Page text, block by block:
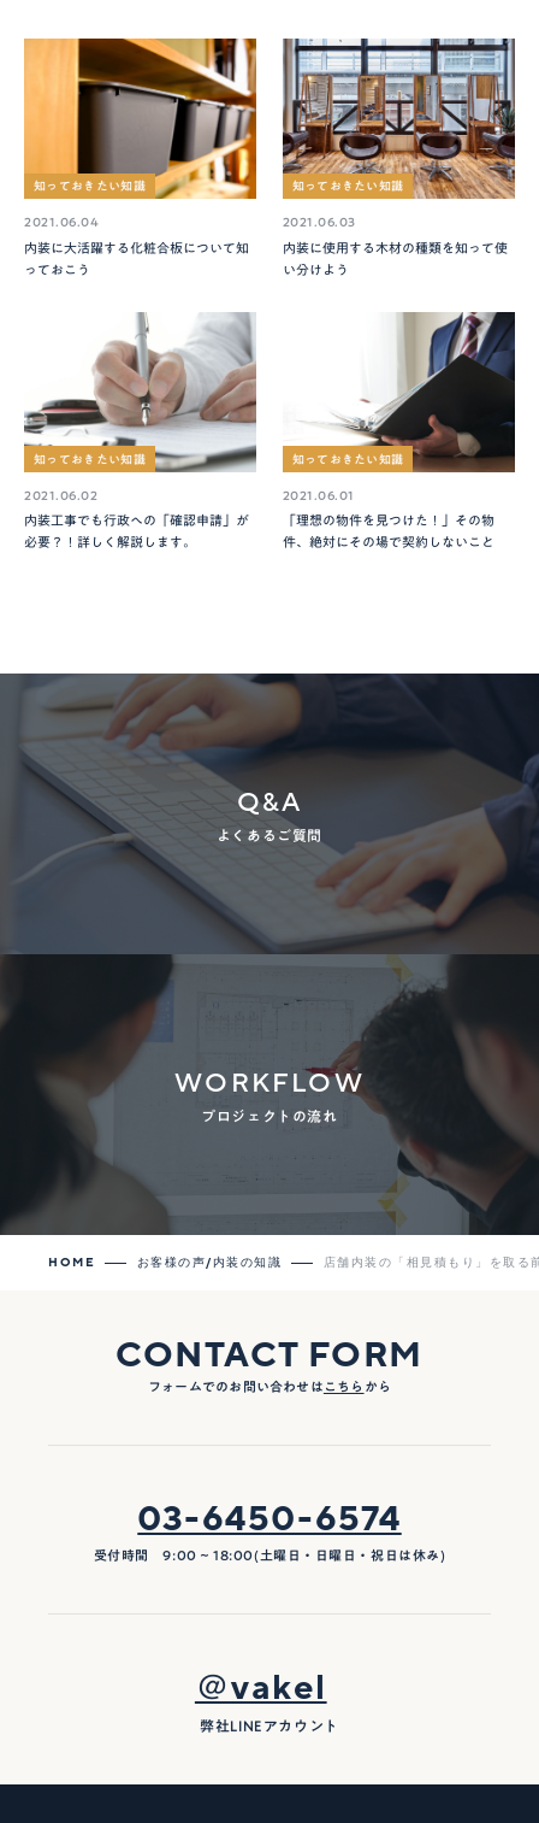
知っておきたい知識
2021.06.04
内装に大活躍する化粧合板について知
っておこう
知っておきたい知識
2021.06.03
内装に使用する木材の種類を知って使
い分けよう
知っておきたい知識
2021.06.02
内装工事でも行政への「確認申請」が
必要？！詳しく解説します。
知っておきたい知識
2021.06.01
「理想の物件を見つけた！」その物
件、絶対にその場で契約しないこと
Q&A
よくあるご質問
WORKFLOW
プロジェクトの流れ
HOME お客様の声/内装の知識 店舗内装の「相見積もり」を取
CONTACT FORM
フォームでのお問い合わせは こちら から
03-6450-6574
受付時間 9:00 ~ 18:00(土曜日・日曜日・祝日は休み)
＠vakel
弊社LINEアカウント